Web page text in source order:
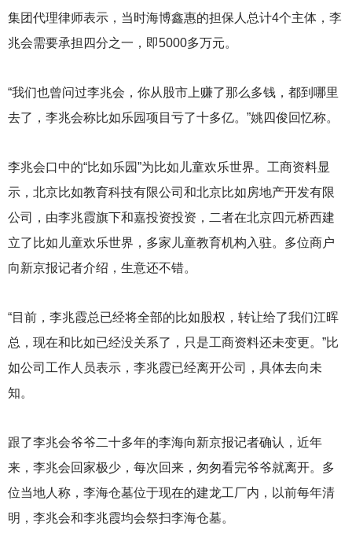
集团代理律师表示，当时海博鑫惠的担保人总计4个主体，李
兆会需要承担四分之一，即5000多万元。
“我们也曾问过李兆会，你从股市上赚了那么多钱，都到哪里
去了，李兆会称比如乐园项目亏了十多亿。”姚四俊回忆称。
李兆会口中的“比如乐园”为比如儿童欢乐世界。工商资料显
示，北京比如教育科技有限公司和北京比如房地产开发有限
公司，由李兆霞旗下和嘉投资投资，二者在北京四元桥西建
立了比如儿童欢乐世界，多家儿童教育机构入驻。多位商户
向新京报记者介绍，生意还不错。
“目前，李兆霞总已经将全部的比如股权，转让给了我们江晖
总，现在和比如已经没关系了，只是工商资料还未变更。”比
如公司工作人员表示，李兆霞已经离开公司，具体去向未
知。
跟了李兆会爷爷二十多年的李海向新京报记者确认，近年
来，李兆会回家极少，每次回来，匆匆看完爷爷就离开。多
位当地人称，李海仓墓位于现在的建龙工厂内，以前每年清
明，李兆会和李兆霞均会祭扫李海仓墓。